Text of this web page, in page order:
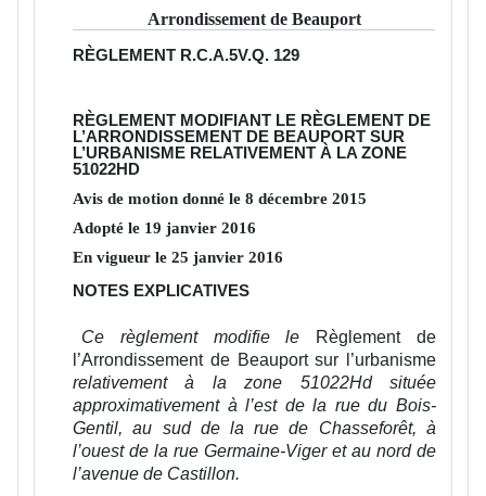
Arrondissement de Beauport
RÈGLEMENT R.C.A.5V.Q. 129
RÈGLEMENT MODIFIANT LE RÈGLEMENT DE
L’ARRONDISSEMENT DE BEAUPORT SUR
L’URBANISME RELATIVEMENT À LA ZONE
51022HD
Avis de motion donné le8décembre2015
Adopté le 19janvier2016
En vigueur le25janvier2016
NOTES EXPLICATIVES
Ce règlement modifie le
Règlement de
l’Arrondissement de Beauport sur l’urbanisme
relativement à la zone 51022Hd située
approximativement à l’est de la rue du Bois-
Gentil, au sud de la rue de Chasseforêt, à
l’ouest de la rue Germaine-Viger et au nord de
l’avenue de Castillon.